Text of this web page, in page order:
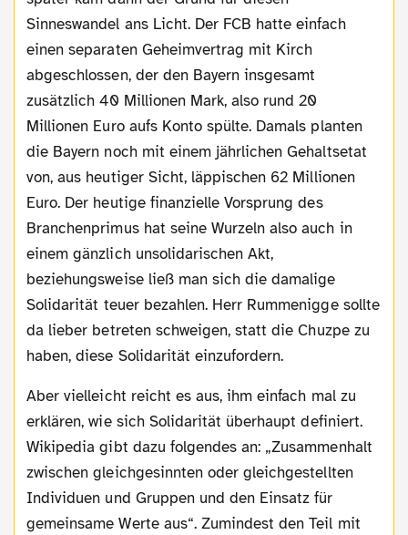
Sinneswandel ans Licht. Der FCB hatte einfach
einen separaten Geheimvertrag mit Kirch
abgeschlossen, der den Bayern insgesamt
zusätzlich 40 Millionen Mark, also rund 20
Millionen Euro aufs Konto spülte. Damals planten
die Bayern noch mit einem jährlichen Gehaltsetat
von, aus heutiger Sicht, läppischen 62 Millionen
Euro. Der heutige finanzielle Vorsprung des
Branchenprimus hat seine Wurzeln also auch in
einem gänzlich unsolidarischen Akt,
beziehungsweise ließ man sich die damalige
Solidarität teuer bezahlen. Herr Rummenigge sollte
da lieber betreten schweigen, statt die Chuzpe zu
haben, diese Solidarität einzufordern.
Aber vielleicht reicht es aus, ihm einfach mal zu
erklären, wie sich Solidarität überhaupt definiert.
Wikipedia gibt dazu folgendes an: „Zusammenhalt
zwischen gleichgesinnten oder gleichgestellten
Individuen und Gruppen und den Einsatz für
gemeinsame Werte aus“. Zumindest den Teil mit